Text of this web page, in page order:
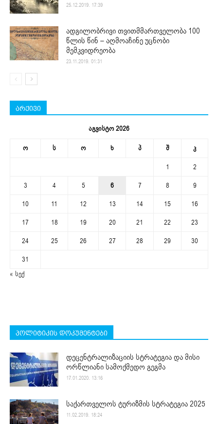
25.12.2019. 17:39
ადგილობრივი თვითმმართველობა 100
წლის წინ – აღმოაჩინე უცნობი
მემკვიდრეობა
23.11.2019. 01:31
არქივი
აგვისტო 2026
ო ს ო ხ პ შ კ
1
2
3
4 5 6 7 8
9
10
11 12 13 14 15
16
17
18 19 20 21 22
23
24
25 26 27 28 29
30
31
« სექ
პოლიტიკის დოკუმენტები
დეცენტრალიზაციის სტრატეგია და მისი
ორწლიანი სამოქმედო გეგმა
17.01.2020. 13:16
საქართველოს ტურიზმის სტრატეგია 2025
11.02.2019. 18:24